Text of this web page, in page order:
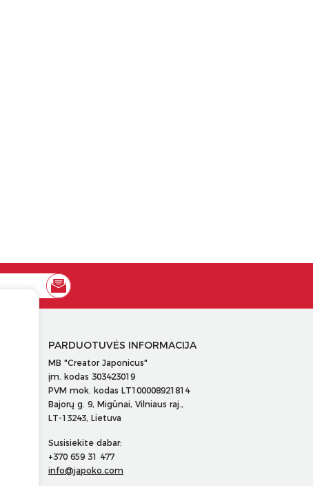
PARDUOTUVĖS INFORMACIJA
MB "Creator Japonicus"
įm. kodas 303423019
PVM mok. kodas LT100008921814
Bajorų g. 9, Migūnai, Vilniaus raj.,
LT-13243, Lietuva
Susisiekite dabar:
+370 659 31 477
info@japoko.com